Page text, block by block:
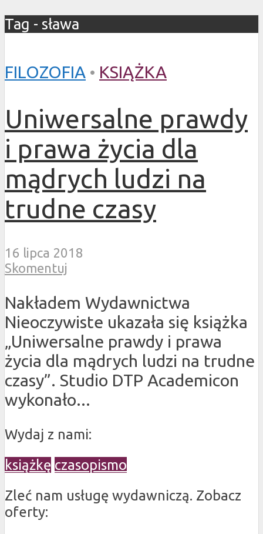
Tag - sława
FILOZOFIA • KSIĄŻKA
Uniwersalne prawdy
i prawa życia dla
mądrych ludzi na
trudne czasy
16 lipca 2018
Skomentuj
Nakładem Wydawnictwa
Nieoczywiste ukazała się książka
„Uniwersalne prawdy i prawa
życia dla mądrych ludzi na trudne
czasy”. Studio DTP Academicon
wykonało...
Wydaj z nami:
książkę czasopismo
Zleć nam usługę wydawniczą. Zobacz
oferty: